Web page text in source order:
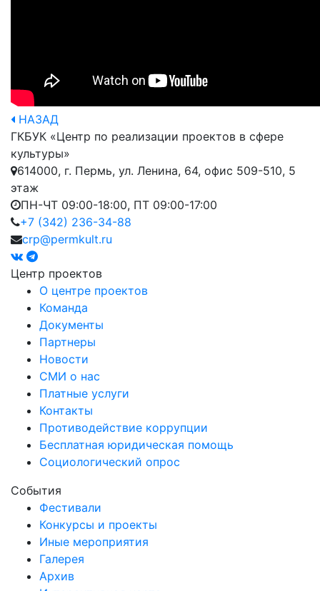
НАЗАД
ГКБУК «Центр по реализации проектов в сфере
культуры»
614000, г. Пермь, ул. Ленина, 64, офис 509-510, 5
этаж
ПН-ЧТ 09:00-18:00, ПТ 09:00-17:00
+7 (342) 236-34-88
crp@permkult.ru
Центр проектов
О центре проектов
Команда
Документы
Партнеры
Новости
СМИ о нас
Платные услуги
Контакты
Противодействие коррупции
Бесплатная юридическая помощь
Социологический опрос
События
Фестивали
Конкурсы и проекты
Иные мероприятия
Галерея
Архив